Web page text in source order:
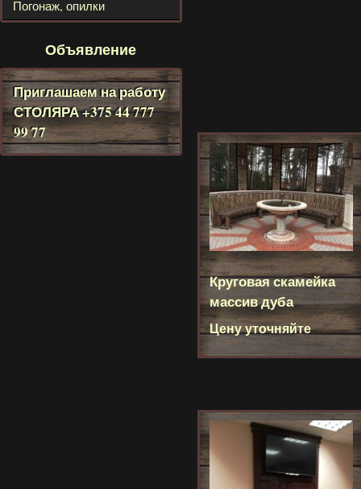
Круговая скамейка
массив дуба
Цену уточняйте
Погонаж, опилки
Объявление
Приглашаем на работу
СТОЛЯРА+375 44 777
99 77